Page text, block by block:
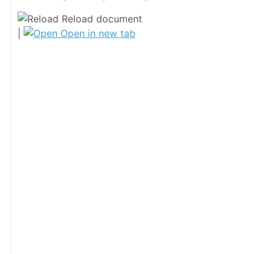
Reload document
Open in new tab